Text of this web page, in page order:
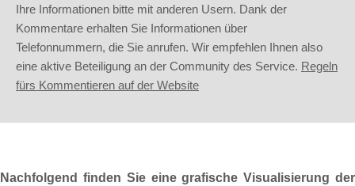
Ihre Informationen bitte mit anderen Usern. Dank der
Kommentare erhalten Sie Informationen über
Telefonnummern, die Sie anrufen. Wir empfehlen Ihnen also
eine aktive Beteiligung an der Community des Service. Regeln
fürs Kommentieren auf der Website
Nachfolgend finden Sie eine grafische Visualisierung der